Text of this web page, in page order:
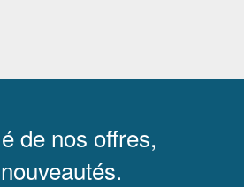
de nos offres,